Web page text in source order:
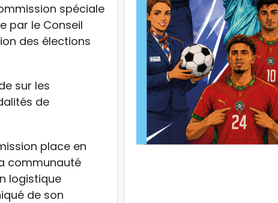
spéciale
par le Conseil
des élections
sur les
de
place en
communauté
logistique
de son